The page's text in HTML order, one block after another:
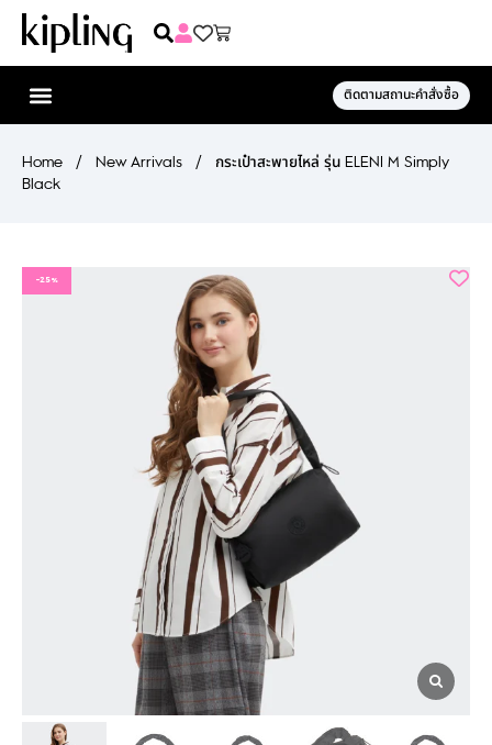
ติดตามสถานะคำสั่งซื้อ
Home / New Arrivals / กระเป๋าสะพายไหล่ รุ่น ELENI M Simply
Black
-25%